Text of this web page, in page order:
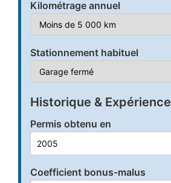
Kilométrage annuel
Stationnement habituel
Historique & Expérience
Permis obtenu en
Coefficient bonus-malus